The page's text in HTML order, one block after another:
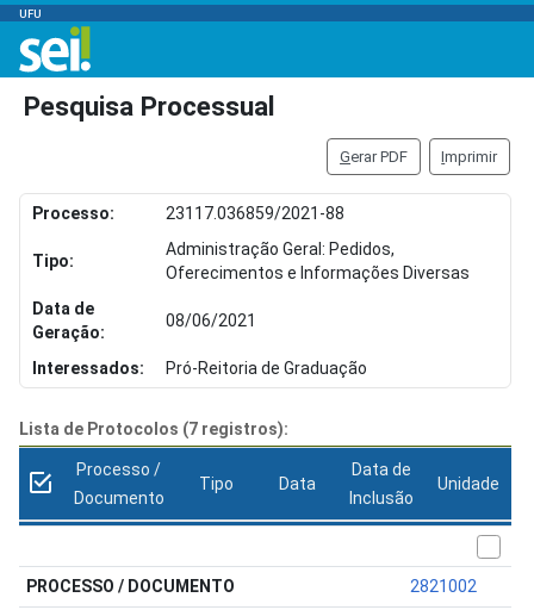
UFU
Pesquisa Processual
Gerar PDF Imprimir
Processo: 23117.036859/2021-88
Tipo:
Administração Geral: Pedidos,
Oferecimentos e Informações Diversas
Data de
Geração:
08/06/2021
Interessados: Pró-Reitoria de Graduação
Lista de Protocolos (7 registros):
Processo /
Documento
Tipo Data
Data de
Inclusão
Unidade
2821002